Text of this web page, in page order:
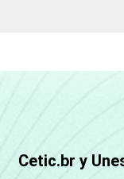
Cetic.br y